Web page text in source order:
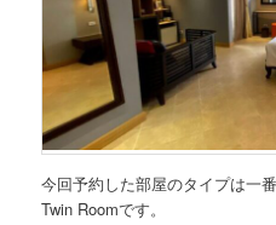
今回予約した部屋のタイプは一
Twin Roomです。